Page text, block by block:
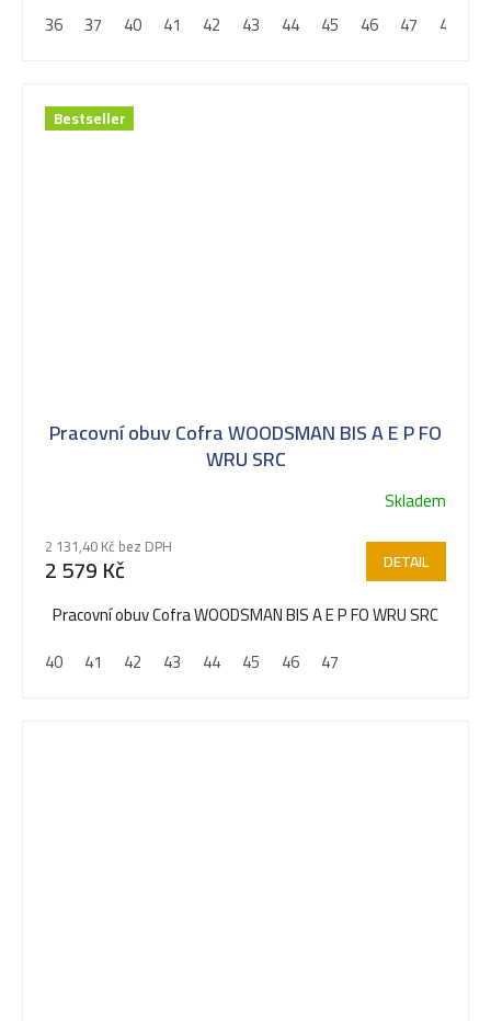
36
37 40 41 42 43 44 45 46 47 48
Bestseller
Pracovní obuv Cofra WOODSMAN BIS A E P FO
WRU SRC
produktu
je
5,0
5
Skladem
2 131,40 Kč bez DPH
2 579 Kč DETAIL
Pracovní obuv Cofra WOODSMAN BIS A E P FO WRU SRC
40
41 42 43 44 45 46 47